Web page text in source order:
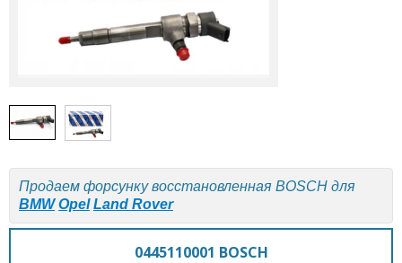
Продаем форсунку восстановленная BOSCH для
BMW Opel Land Rover
0445110001 BOSCH